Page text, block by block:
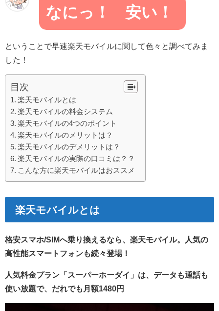
なにっ！ 安い！
ということで早速楽天モバイルに関して色々と調べてみま
した！
目次
楽天モバイルとは
楽天モバイルの料金システム
楽天モバイルの4つのポイント
楽天モバイルのメリットは？
楽天モバイルのデメリットは？
楽天モバイルの実際の口コミは？？
こんな方に楽天モバイルはおススメ
楽天モバイルとは
格安スマホ/SIMへ乗り換えるなら、楽天モバイル。人気の
高性能スマートフォンも続々登場！
人気料金プラン「スーパーホーダイ」は、データも通話も
使い放題で、だれでも月額1480円